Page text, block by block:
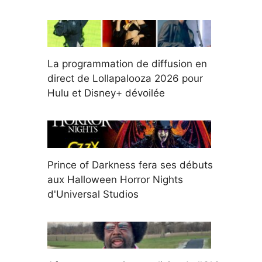
La programmation de diffusion en
direct de Lollapalooza 2026 pour
Hulu et Disney+ dévoilée
Prince of Darkness fera ses débuts
aux Halloween Horror Nights
d'Universal Studios